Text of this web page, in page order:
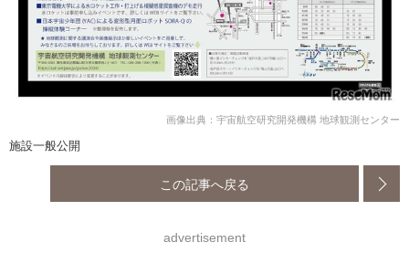
画像出典：宇宙航空研究開発機構 地球観測センター
施設一般公開
この記事へ戻る
advertisement